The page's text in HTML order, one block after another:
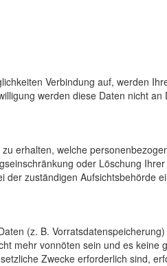
Verbindung auf, werden
werden diese Daten nicht an
erhalten, welche
oder Löschung
der zuständigen Aufsichtsbehörde
(z. B.
mehr vonnöten sein und es
Zwecke erforderlich sind,